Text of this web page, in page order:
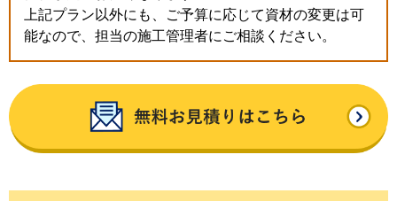
上記プラン以外にも、ご予算に応じて資材の変更は可
能なので、担当の施工管理者にご相談ください。